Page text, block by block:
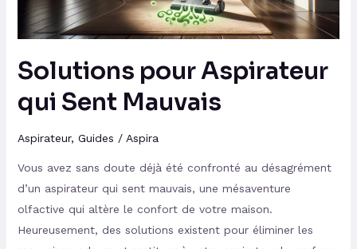
Solutions pour Aspirateur
qui Sent Mauvais
Aspirateur, Guides / Aspira
Vous avez sans doute déjà été confronté au désagrément
d’un aspirateur qui sent mauvais, une mésaventure
olfactive qui altère le confort de votre maison.
Heureusement, des solutions existent pour éliminer les